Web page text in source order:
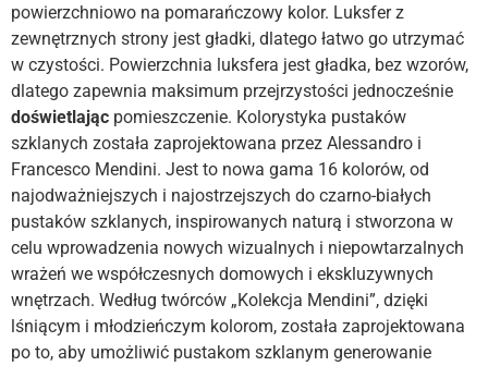
powierzchniowo na pomarańczowy kolor. Luksfer z
zewnętrznych strony jest gładki, dlatego łatwo go utrzymać
w czystości. Powierzchnia luksfera jest gładka, bez wzorów,
dlatego zapewnia maksimum przejrzystości jednocześnie
doświetlając pomieszczenie. Kolorystyka pustaków
szklanych została zaprojektowana przez Alessandro i
Francesco Mendini. Jest to nowa gama 16 kolorów, od
najodważniejszych i najostrzejszych do czarno-białych
pustaków szklanych, inspirowanych naturą i stworzona w
celu wprowadzenia nowych wizualnych i niepowtarzalnych
wrażeń we współczesnych domowych i ekskluzywnych
wnętrzach. Według twórców „Kolekcja Mendini”, dzięki
lśniącym i młodzieńczym kolorom, została zaprojektowana
po to, aby umożliwić pustakom szklanym generowanie